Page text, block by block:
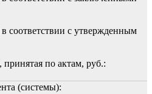
соответствии с утвержденным
по актам, руб.:
(системы):